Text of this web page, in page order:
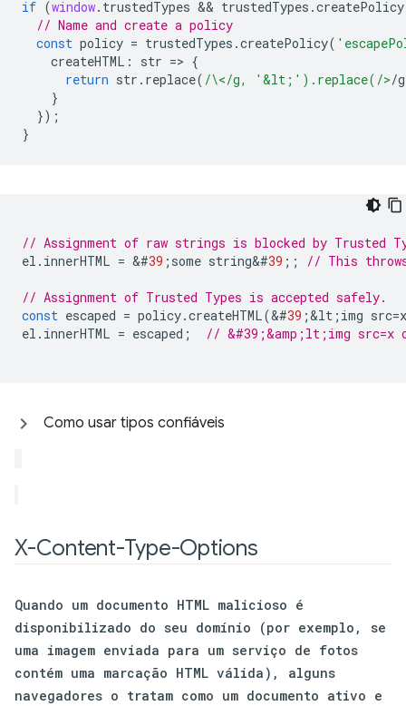
if (window. trustedTypes && trustedTypes .createPolicy
// Name and create a policy
const policy = trustedTypes .createPolicy(
createHTML : str => {
return str . replace( /\</g, '&lt;').replace(/>/g
}
});
}
// Assignment of raw strings is blocked by Trusted
el . innerHTML = &#39 ; some string&#39 ;; // This
// Assignment of Trusted Types is accepted safely.
const escaped = policy.createHTML(&#39 ;&lt ; img src=x
el . innerHTML = escaped ; // &#39;&amp;lt;img src=x
Como usar tipos confiáveis
X-Content-Type-Options
Quando um documento HTML malicioso é
disponibilizado do seu domínio (por exemplo, se
uma imagem enviada para um serviço de fotos
contém uma marcação HTML válida), alguns
navegadores o tratam como um documento ativo e